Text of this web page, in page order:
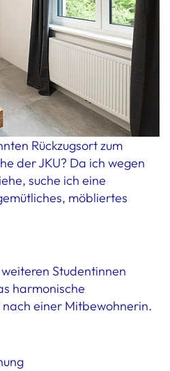
Rückzugsort zum
der JKU? Da ich wegen
suche ich eine
möbliertes
Studentinnen
harmonische
einer Mitbewohnerin.